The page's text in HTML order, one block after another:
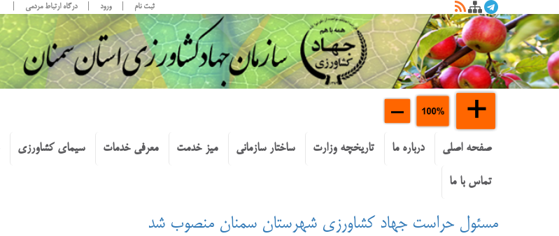
ثبت نام ورود درگاه ارتباط مردمی
صفحه اصلی درباره ما تاریخچه وزارت ساختار سازمانی میز خدمت معرفی خدمات سیمای کشاورزی
تماس با ما
مسئول حراست جهاد کشاورزی شهرستان سمنان منصوب شد